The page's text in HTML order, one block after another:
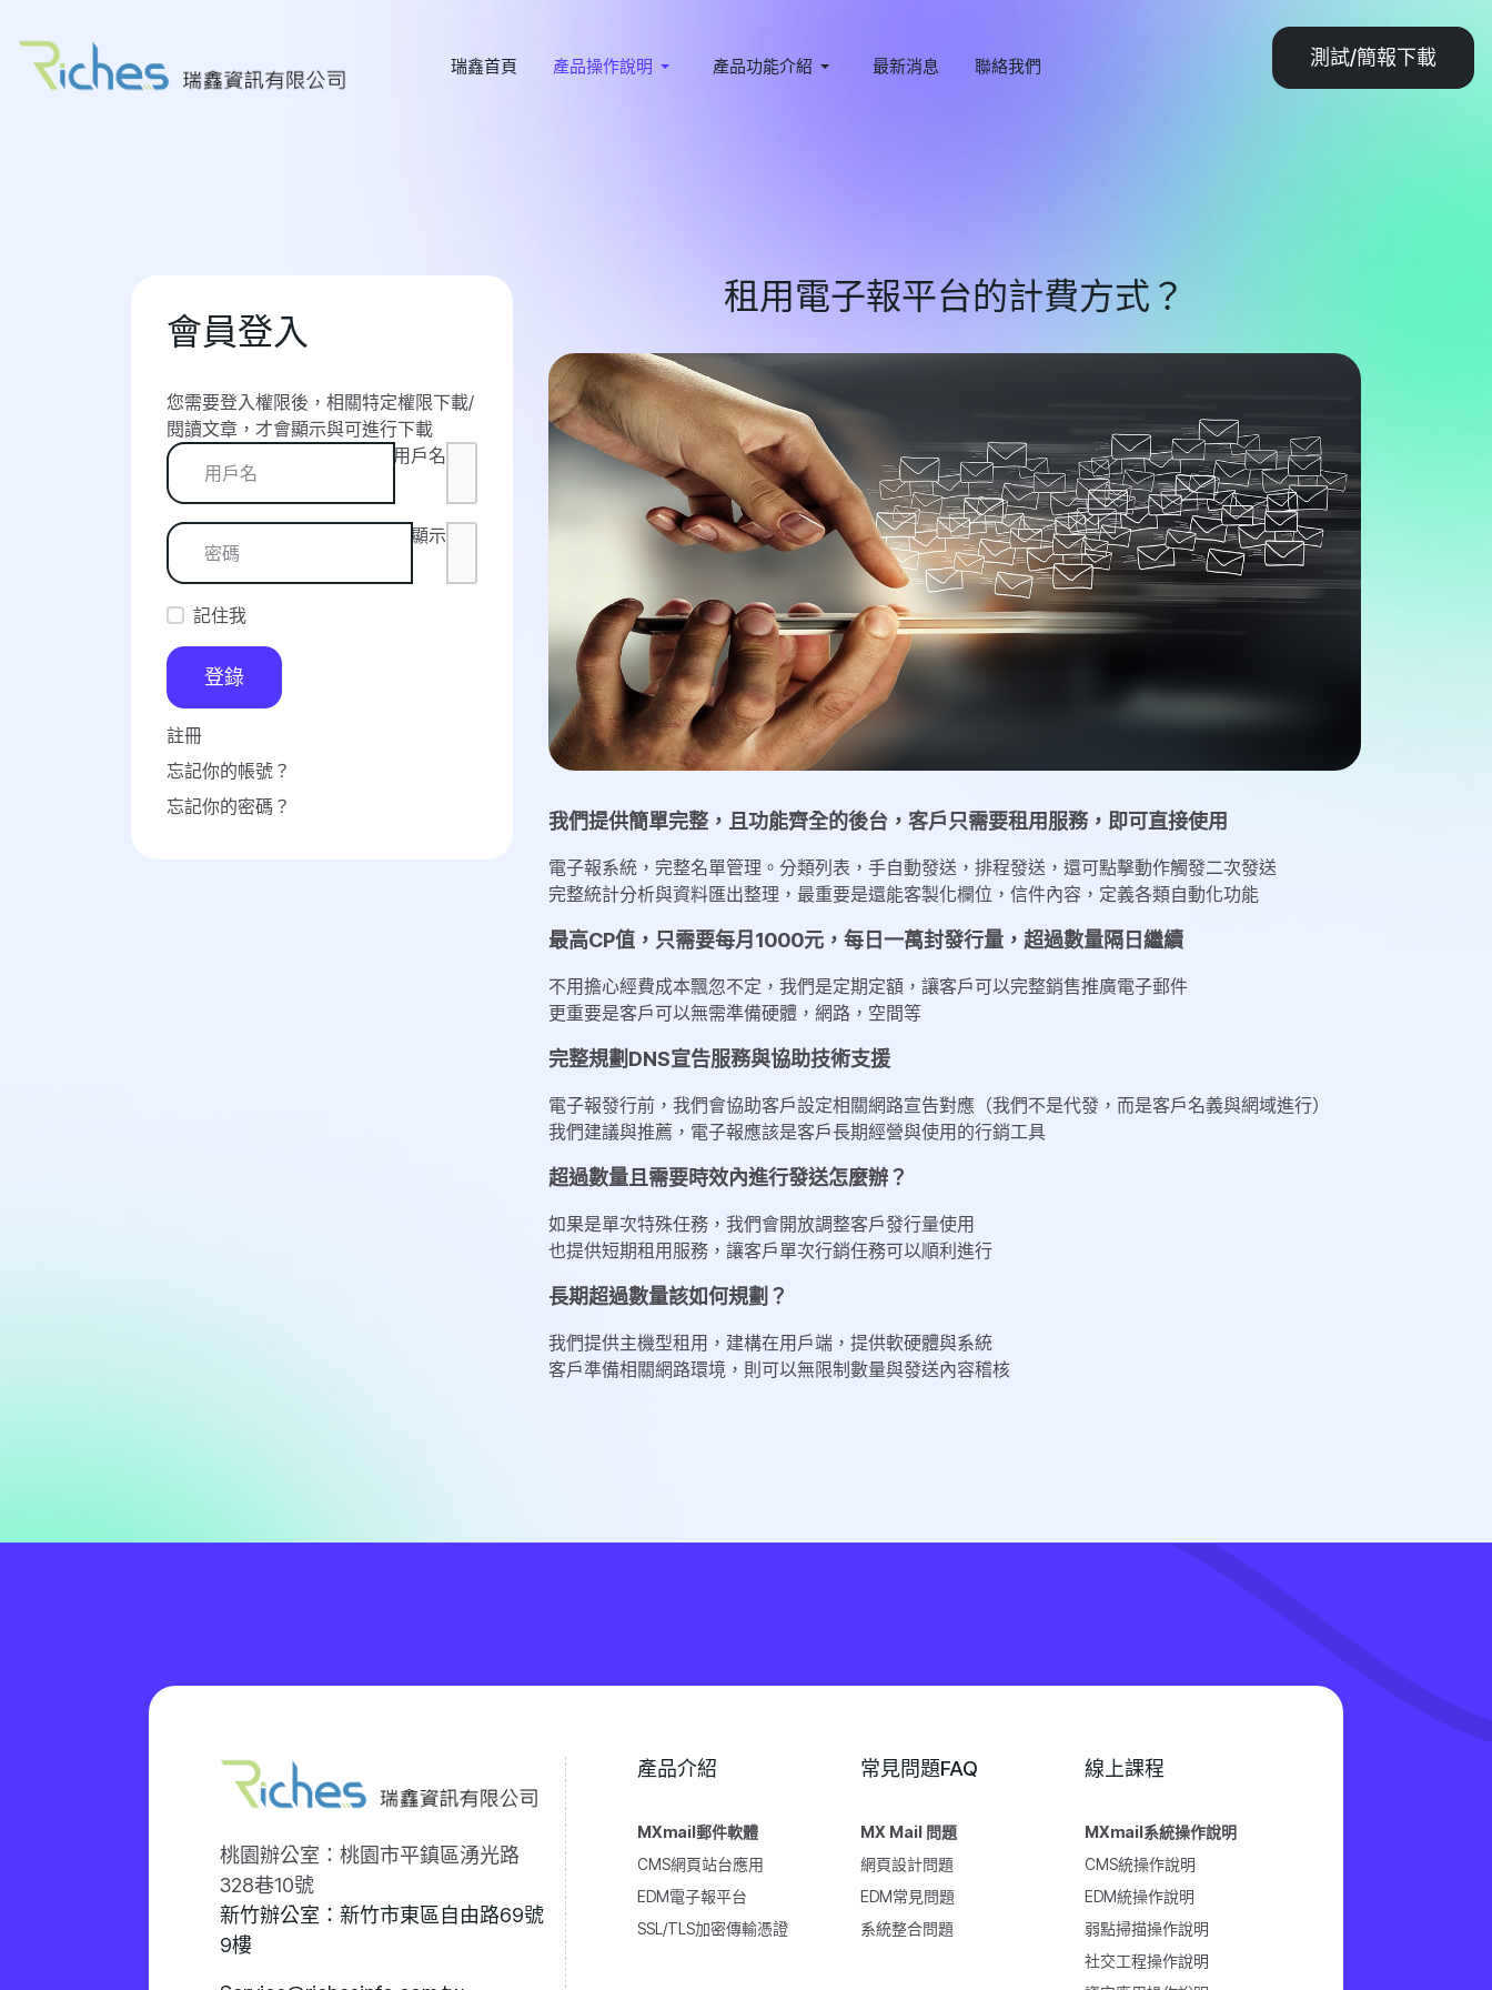
瑞鑫首頁 產品操作說明 產品功能介紹 最新消息 聯絡我們 測試/簡報下載
會員登入
您需要登入權限後，相關特定權限下載/
閱讀文章，才會顯示與可進行下載
用戶名
顯示
記住我
登錄
註冊
忘記你的帳號？
忘記你的密碼？
租用電子報平台的計費方式？
我們提供簡單完整，且功能齊全的後台，客戶只需要租用服務，即可直接使用
電子報系統，完整名單管理。分類列表，手自動發送，排程發送，還可點擊動作觸發二次發送
完整統計分析與資料匯出整理，最重要是還能客製化欄位，信件內容，定義各類自動化功能
最高CP值，只需要每月1000元，每日一萬封發行量，超過數量隔日繼續
不用擔心經費成本飄忽不定，我們是定期定額，讓客戶可以完整銷售推廣電子郵件
更重要是客戶可以無需準備硬體，網路，空間等
完整規劃DNS宣告服務與協助技術支援
電子報發行前，我們會協助客戶設定相關網路宣告對應（我們不是代發，而是客戶名義與網域進行）
我們建議與推薦，電子報應該是客戶長期經營與使用的行銷工具
超過數量且需要時效內進行發送怎麼辦？
如果是單次特殊任務，我們會開放調整客戶發行量使用
也提供短期租用服務，讓客戶單次行銷任務可以順利進行
長期超過數量該如何規劃？
我們提供主機型租用，建構在用戶端，提供軟硬體與系統
客戶準備相關網路環境，則可以無限制數量與發送內容稽核
桃園辦公室：桃園市平鎮區湧光路
328巷10號
新竹辦公室：新竹市東區自由路69號
9樓
產品介紹
MXmail郵件軟體
CMS網頁站台應用
EDM電子報平台
SSL/TLS加密傳輸憑證
常見問題FAQ
MX Mail 問題
網頁設計問題
EDM常見問題
系統整合問題
線上課程
MXmail系統操作說明
CMS統操作說明
EDM統操作說明
弱點掃描操作說明
社交工程操作說明